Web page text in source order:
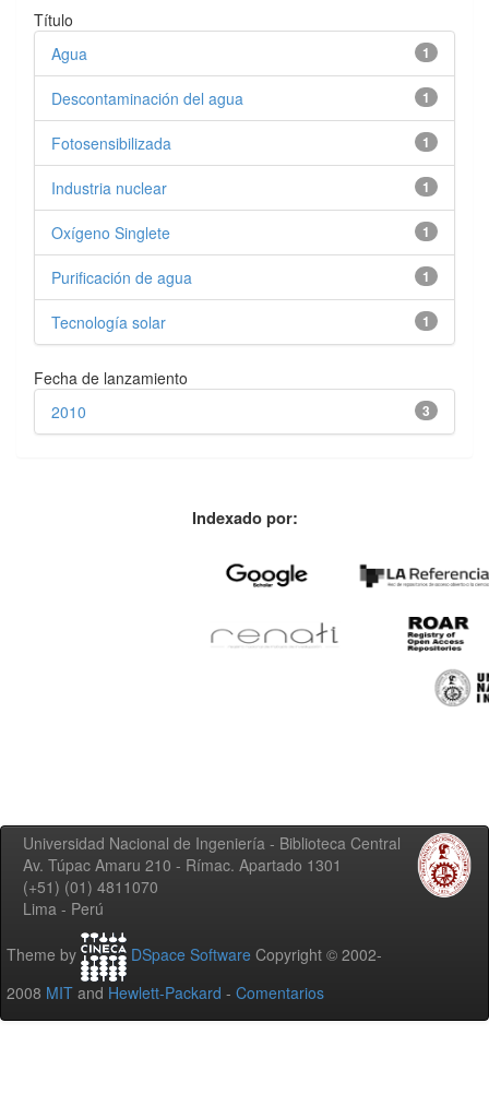
Título
1
Agua
1
Descontaminación del agua
1
Fotosensibilizada
1
Industria nuclear
1
Oxígeno Singlete
1
Purificación de agua
1
Tecnología solar
Fecha de lanzamiento
3
2010
Indexado por:
Universidad Nacional de Ingeniería - Biblioteca Central
Av. Túpac Amaru 210 - Rímac. Apartado 1301
(+51) (01) 4811070
Lima - Perú
Theme by DSpace Software Copyright © 2002-
2008 MIT and Hewlett-Packard - Comentarios